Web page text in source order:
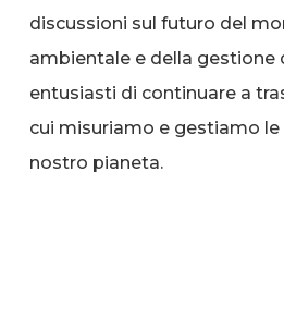
discussioni sul futuro del
ambientale e della gestione
entusiasti di continuare a
cui misuriamo e gestiamo le
nostro pianeta.